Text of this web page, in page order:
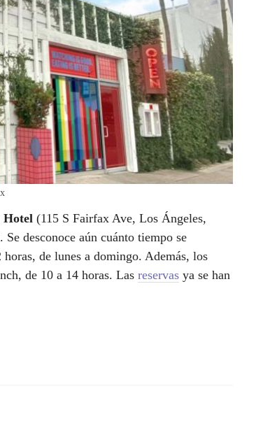
Hotel (115 S Fairfax Ave, Los Ángeles,
desconoce aún cuánto tiempo se
de lunes a domingo. Además, los
de 10 a 14 horas. Las reservas ya se han